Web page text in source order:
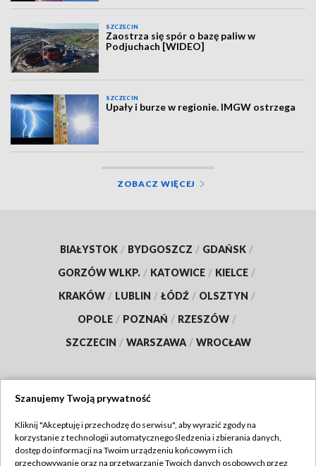
SZCZECIN
Zaostrza się spór o bazę paliw w
Podjuchach [WIDEO]
SZCZECIN
Upały i burze w regionie. IMGW ostrzega
ZOBACZ WIĘCEJ
BIAŁYSTOK / BYDGOSZCZ / GDAŃSK /
GORZÓW WLKP. / KATOWICE / KIELCE /
KRAKÓW / LUBLIN / ŁÓDŹ / OLSZTYN /
OPOLE / POZNAŃ / RZESZÓW /
SZCZECIN / WARSZAWA / WROCŁAW
TVP
Szanujemy Twoją prywatność
Kliknij "Akceptuję i przechodzę do serwisu", aby wyrazić zgody na
korzystanie z technologii automatycznego śledzenia i zbierania danych,
dostęp do informacji na Twoim urządzeniu końcowym i ich
przechowywanie oraz na przetwarzanie Twoich danych osobowych przez